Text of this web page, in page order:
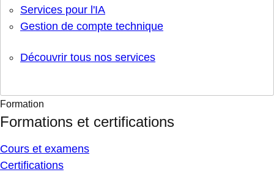
Services pour l'IA
Gestion de compte technique
Découvrir tous nos services
Formation
Formations et certifications
Cours et examens
Certifications